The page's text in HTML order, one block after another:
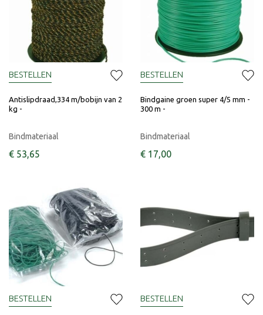
Antislipdraad,334 m/bobijn van 2
kg -
Bindmateriaal
€ 53,65
BESTELLEN
Bindgaine groen super 4/5 mm -
300 m -
Bindmateriaal
€ 17,00
BESTELLEN
BESTELLEN BESTELLEN